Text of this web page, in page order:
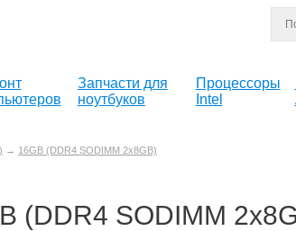
Запчасти для
ноутбуков
Процессоры
Intel
→ 16GB (DDR4 SODIMM 2x8GB)
(DDR4 SODIMM